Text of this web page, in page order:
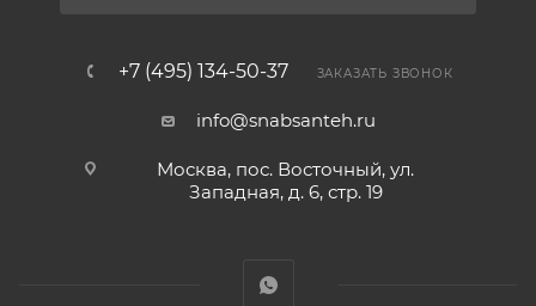
+7 (495) 134-50-37 ЗАКАЗАТЬ ЗВОНОК
info@snabsanteh.ru
Москва, пос. Восточный, ул.
Западная, д. 6, стр. 19